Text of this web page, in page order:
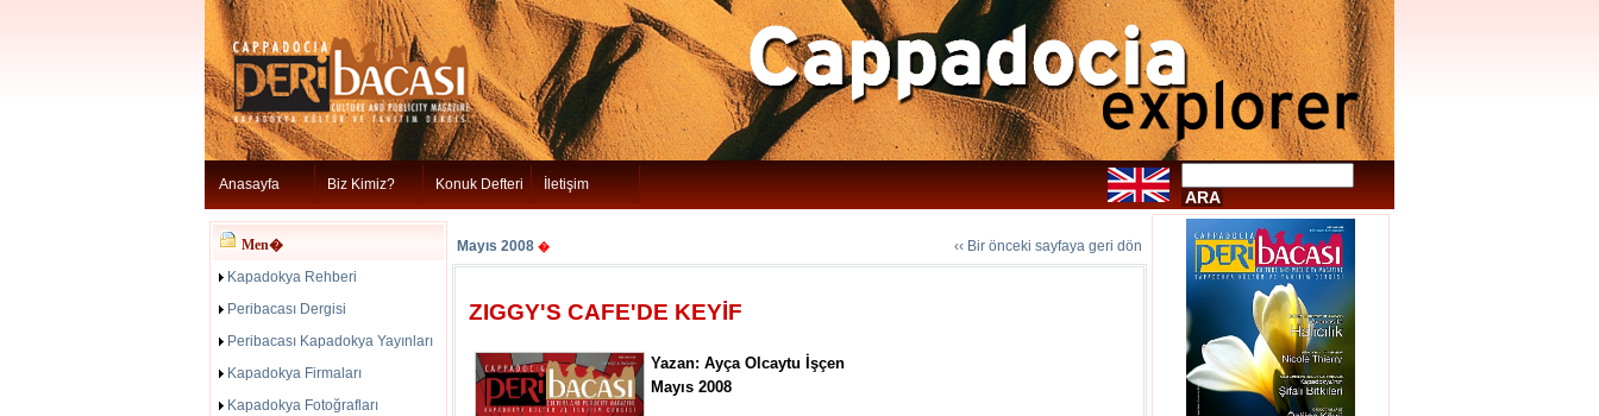
Anasayfa Biz Kimiz? Konuk Defteri İletişim
Men�
Kapadokya Rehberi
Peribacası Dergisi
Peribacası Kapadokya Yayınları
Kapadokya Firmaları
Kapadokya Fotoğrafları
Mayıs 2008 � ‹‹ Bir önceki sayfaya geri dön
ZIGGY'S CAFE'DE KEYİF
Yazan: Ayça Olcaytu İşçen
Mayıs 2008